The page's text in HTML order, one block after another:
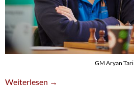
GM Aryan Tari
Adventskalender: Lösung 05
Weiterlesen →